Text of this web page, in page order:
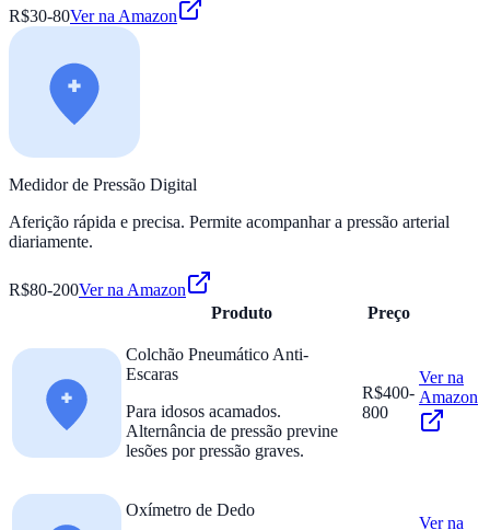
R$30-80Ver na Amazon
Medidor de Pressão Digital
Aferição rápida e precisa. Permite acompanhar a pressão arterial
diariamente.
R$80-200Ver na Amazon
Produto
Preço
Colchão Pneumático Anti-
Escaras
Para idosos acamados.
Alternância de pressão previne
lesões por pressão graves.
R$400-
800
Ver na
Amazon
Oxímetro de Dedo
Ver na